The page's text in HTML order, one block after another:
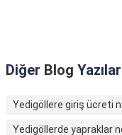
Diğer Blog
Yedigöllere giriş ücreti
Yedigöllerde yapraklar